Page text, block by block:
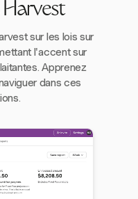
Harvest
sur les lois sur
l'accent sur
Apprenez
dans ces